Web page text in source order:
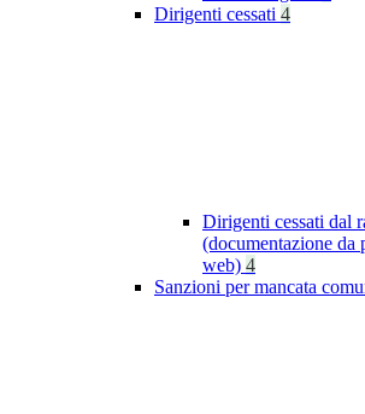
Dirigenti cessati 4
Dirigenti cessati dal
(documentazione da
web) 4
Sanzioni per mancata